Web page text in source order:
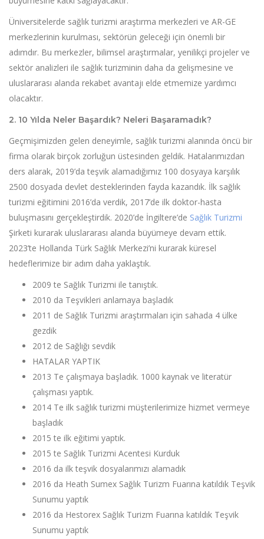
Üniversitelerde sağlık turizmi araştırma merkezleri ve AR-GE
merkezlerinin kurulması, sektörün geleceği için önemli bir
adımdır. Bu merkezler, bilimsel araştırmalar, yenilikçi projeler ve
sektör analizleri ile sağlık turizminin daha da gelişmesine ve
uluslararası alanda rekabet avantajı elde etmemize yardımcı
olacaktır.
2. 10 Yılda Neler Başardık? Neleri Başaramadık?
Geçmişimizden gelen deneyimle, sağlık turizmi alanında öncü bir
firma olarak birçok zorluğun üstesinden geldik. Hatalarımızdan
ders alarak, 2019’da teşvik alamadığımız 100 dosyaya karşılık
2500 dosyada devlet desteklerinden fayda kazandık. İlk sağlık
turizmi eğitimini 2016’da verdik, 2017’de ilk doktor-hasta
buluşmasını gerçekleştirdik. 2020’de İngiltere’de Sağlık Turizmi
Şirketi kurarak uluslararası alanda büyümeye devam ettik.
2023’te Hollanda Türk Sağlık Merkezi’ni kurarak küresel
hedeflerimize bir adım daha yaklaştık.
2009 te Sağlık Turizmi ile tanıştık.
2010 da Teşvikleri anlamaya başladık
2011 de Sağlık Turizmi araştırmaları için sahada 4 ülke
gezdik
2012 de Sağlığı sevdik
HATALAR YAPTIK
2013 Te çalışmaya başladık. 1000 kaynak ve literatür
çalışması yaptık.
2014 Te ilk sağlık turizmi müşterilerimize hizmet vermeye
başladık
2015 te ilk eğitimi yaptık.
2015 te Sağlık Turizmi Acentesi Kurduk
2016 da ilk teşvik dosyalarımızı alamadık
2016 da Heath Sumex Sağlık Turizm Fuarına katıldık Teşvik
Sunumu yaptık
2016 da Hestorex Sağlık Turizm Fuarına katıldık Teşvik
Sunumu yaptık